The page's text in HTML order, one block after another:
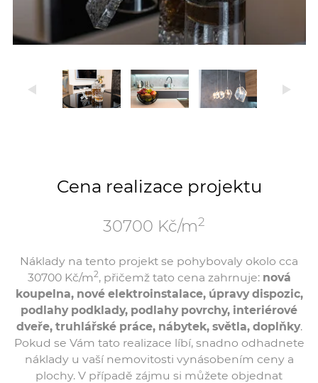
Cena realizace projektu
30700 Kč/m2
Náklady na tento projekt se pohybovaly okolo cca
30700 Kč/m2, přičemž tato cena zahrnuje: nová
koupelna, nové elektroinstalace, úpravy dispozic,
podlahy podklady, podlahy povrchy, interiérové
dveře, truhlářské práce, nábytek, světla, doplňky.
Pokud se Vám tato realizace líbí, snadno odhadnete
náklady u vaší nemovitosti vynásobením ceny a
plochy. V případě zájmu si můžete objednat